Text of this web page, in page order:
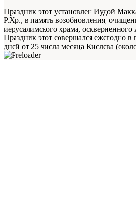
Праздник этот установлен Иудой
Р.Хр., в память возобновления,
иерусалимского храма,
Праздник этот совершался ежегодно в
дней от 25 числа месяца Кислева